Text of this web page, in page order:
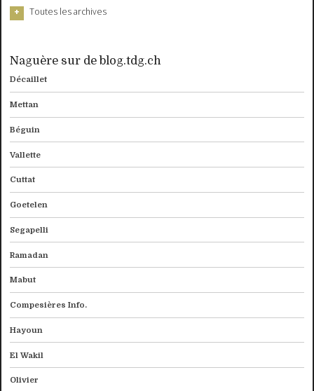
Toutes les archives
Naguère sur de blog.tdg.ch
Décaillet
Mettan
Béguin
Vallette
Cuttat
Goetelen
Segapelli
Ramadan
Mabut
Compesières Info.
Hayoun
El Wakil
Olivier